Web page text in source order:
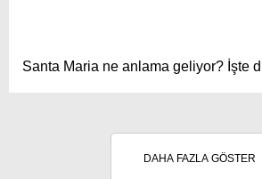
Santa Maria ne anlama geliyor? İşte
DAHA FAZLA GÖSTER